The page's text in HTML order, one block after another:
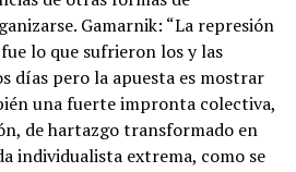
Gamarnik: “La represión
lo que sufrieron los y las
días pero la apuesta es mostrar
una fuerte impronta colectiva,
de hartazgo transformado en
individualista extrema, como se